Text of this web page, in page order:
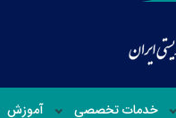
خدمات تخصصی آموزش